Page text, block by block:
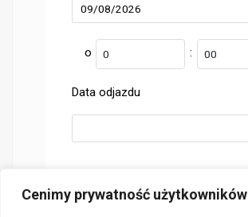
Cenimy prywatność użytkowników
o :
Data odjazdu